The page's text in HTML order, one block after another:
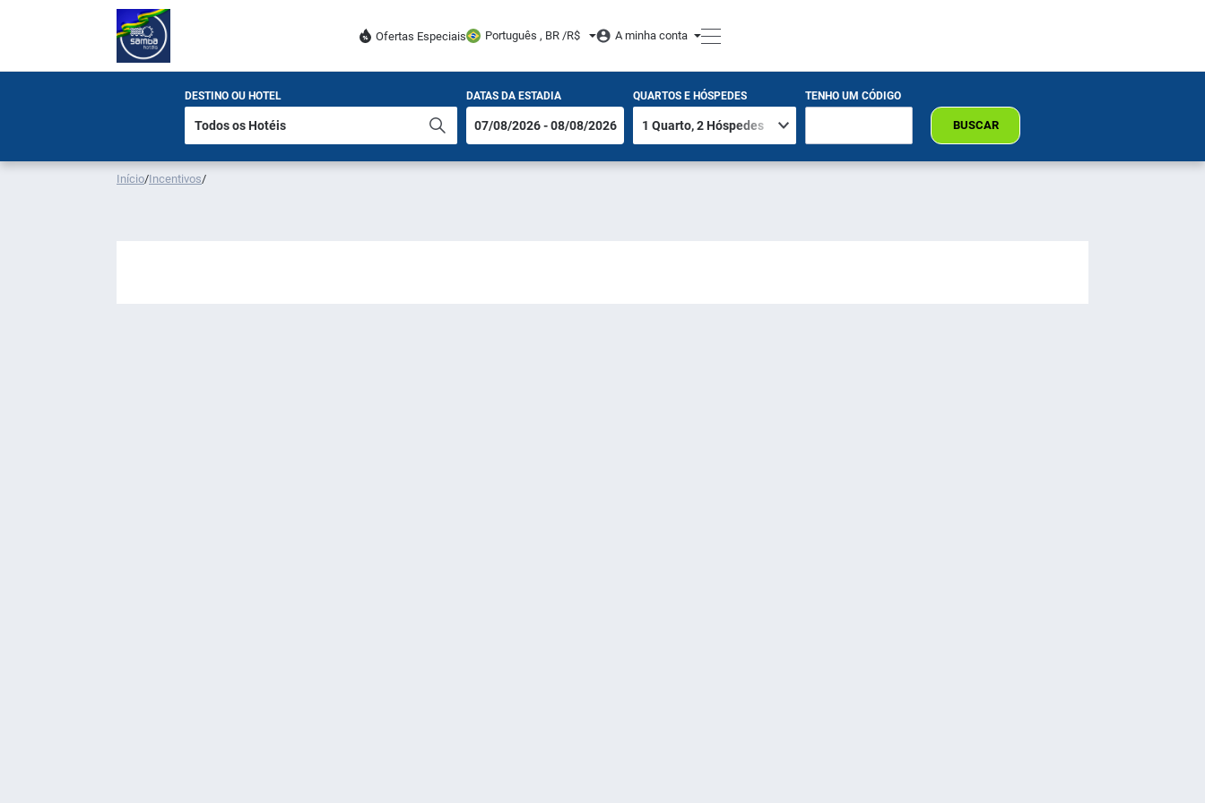
Ofertas Especiais Português , BR /R$ A minha conta
DESTINO OU HOTEL DATAS DA ESTADIA QUARTOS E HÓSPEDES TENHO UM CÓDIGO
BUSCAR
Início/Incentivos/